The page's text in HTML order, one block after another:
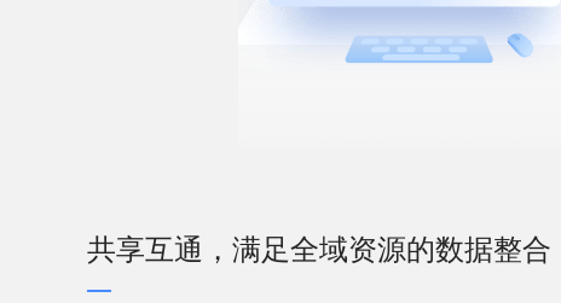
共享互通，满足全域资源的数据整合